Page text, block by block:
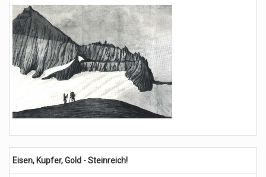
Eisen, Kupfer, Gold - Steinreich!